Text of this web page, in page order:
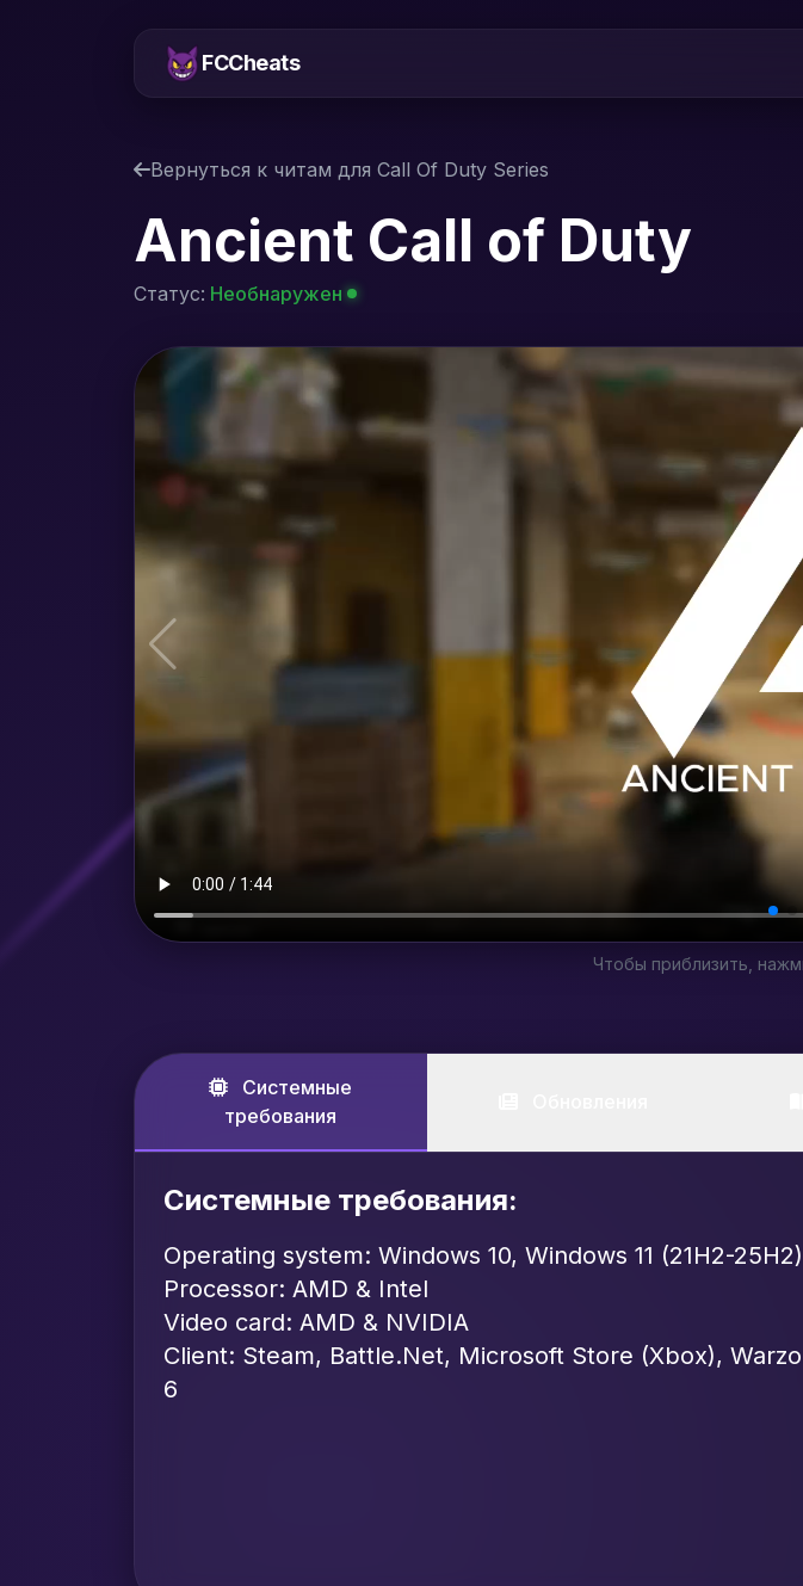
FCCheats
Вернуться к читам для Call Of Duty Series
Ancient Call of Duty
Статус: Необнаружен
Чтобы приблизить,
требования
Системные требования:
Operating system: Windows 10, Windows 11 (21H2-25H2)
Processor: AMD & Intel
Video card: AMD & NVIDIA
Client: Steam, Battle.Net, Microsoft Store (Xbox),
6